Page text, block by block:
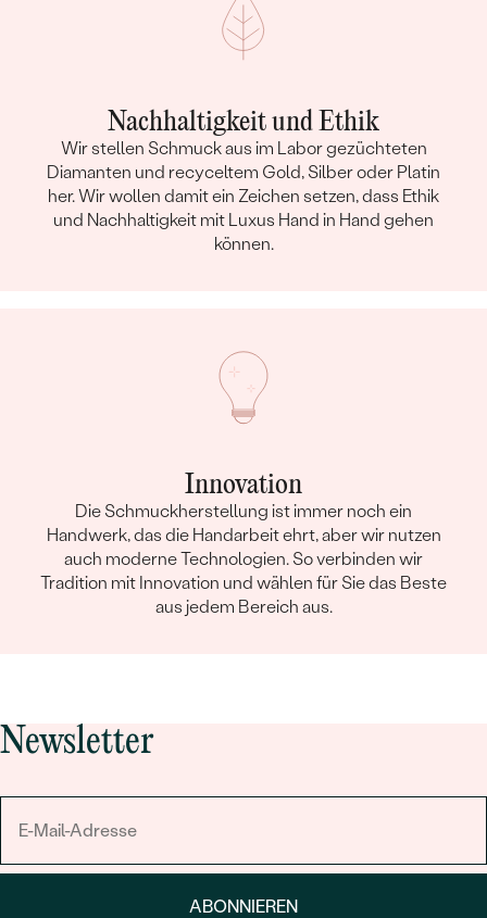
Nachhaltigkeit und Ethik
Wir stellen Schmuck aus im Labor gezüchteten
Diamanten und recyceltem Gold, Silber oder Platin
her. Wir wollen damit ein Zeichen setzen, dass Ethik
und Nachhaltigkeit mit Luxus Hand in Hand gehen
können.
Innovation
Die Schmuckherstellung ist immer noch ein
Handwerk, das die Handarbeit ehrt, aber wir nutzen
auch moderne Technologien. So verbinden wir
Tradition mit Innovation und wählen für Sie das Beste
aus jedem Bereich aus.
Newsletter
ABONNIEREN